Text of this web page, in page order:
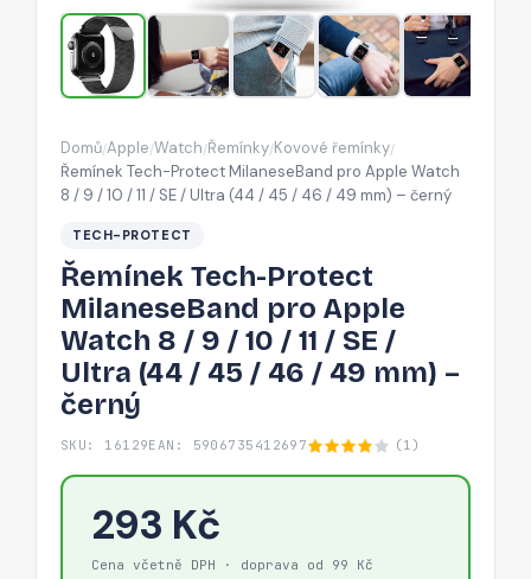
Watch
8
/
9
10
/
SE
Ultra
(44
Domů/Apple/Watch/Řemínky/Kovové řemínky/
Řemínek Tech-Protect MilaneseBand pro Apple Watch
8 / 9 / 10 / 11 / SE / Ultra (44 / 45 / 46 / 49 mm) – černý
TECH-PROTECT
Řemínek Tech-Protect
MilaneseBand pro Apple
Watch 8 / 9 / 10 / 11 / SE /
Ultra (44 / 45 / 46 / 49 mm) –
černý
SKU: 16129EAN: 5906735412697 (1)
293 Kč
Cena včetně DPH · doprava od 99 Kč